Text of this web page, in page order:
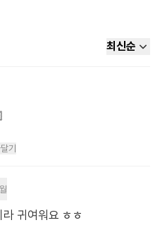
최신순
기
귀여워요 ㅎㅎ